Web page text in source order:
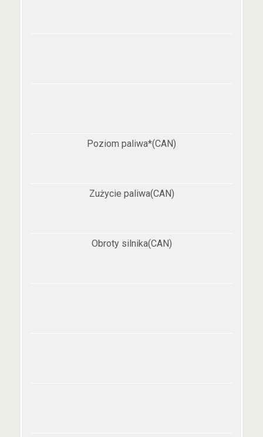
Poziom paliwa*(CAN)
Zużycie paliwa(CAN)
Obroty silnika(CAN)